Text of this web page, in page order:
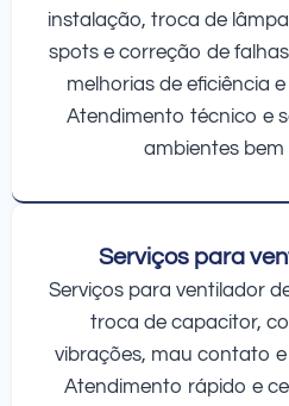
instalação, troca de
spots e correção de
melhorias de eficiência
Atendimento técnico e
ambientes bem
Serviços para
Serviços para ventilador
troca de capacitor,
vibrações, mau contato
Atendimento rápido e